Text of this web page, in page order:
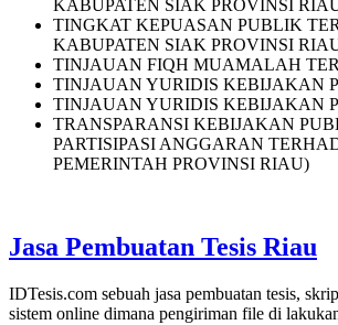
KABUPATEN SIAK PROVINSI
TINGKAT KEPUASAN PUBLIK
KABUPATEN SIAK PROVINSI
TINJAUAN FIQH MUAMALAH
TINJAUAN YURIDIS KEBIJAKAN
TINJAUAN YURIDIS KEBIJAKAN
TRANSPARANSI KEBIJAKAN
PARTISIPASI ANGGARAN
PEMERINTAH PROVINSI RIAU)
Jasa Pembuatan Tesis Riau
IDTesis.com sebuah jasa pembuatan tesis,
sistem online dimana pengiriman file di